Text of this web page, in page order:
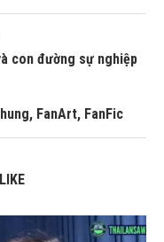
con đường sự nghiệp
FanArt, FanFic